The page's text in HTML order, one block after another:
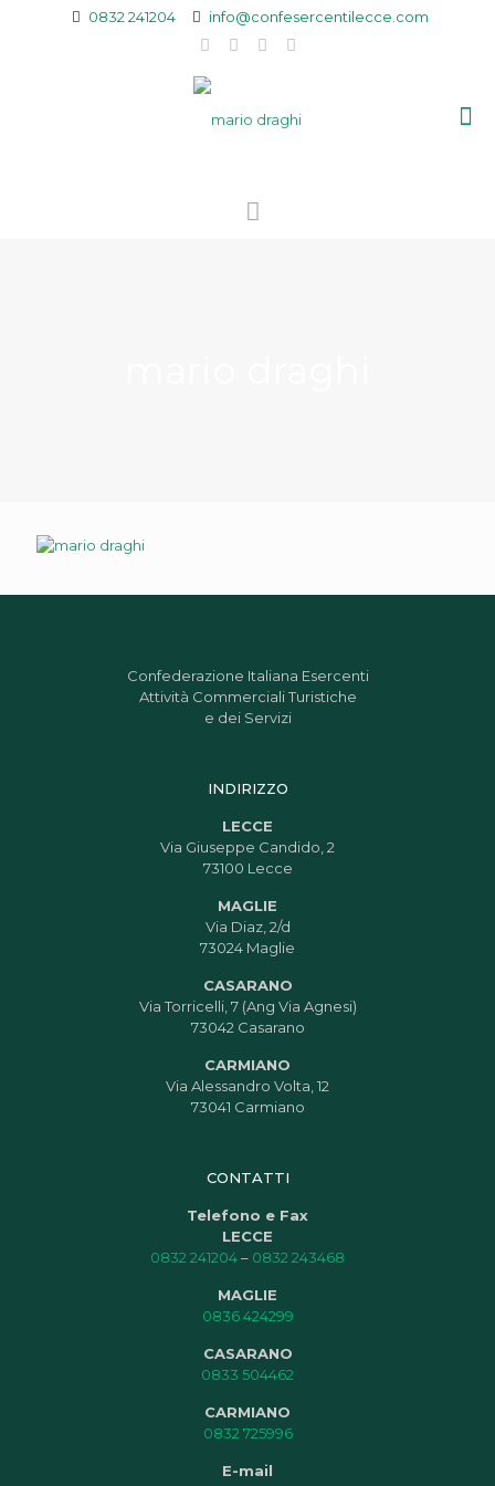
0832 241204 info@confesercentilecce.com
Confederazione Italiana Esercenti
Attività Commerciali Turistiche
e dei Servizi
INDIRIZZO
LECCE
Via Giuseppe Candido, 2
73100 Lecce
MAGLIE
Via Diaz, 2/d
73024 Maglie
CASARANO
Via Torricelli, 7 (Ang Via Agnesi)
73042 Casarano
CARMIANO
Via Alessandro Volta, 12
73041 Carmiano
CONTATTI
Telefono e Fax
LECCE
0832 241204– 0832 243468
MAGLIE
0836 424299
CASARANO
0833 504462
CARMIANO
0832 725996
E-mail